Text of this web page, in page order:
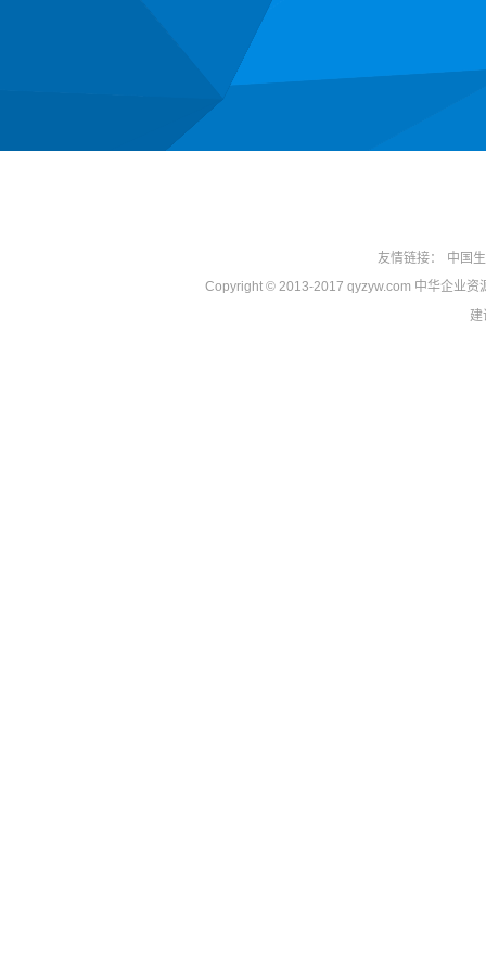
友情链接：
中国
Copyright © 2013-2017 qyzyw.com 中华企业资